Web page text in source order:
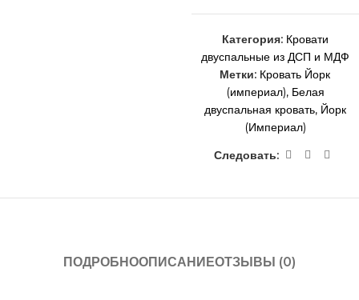
Категория: Кровати
двуспальные из ДСП и МДФ
Метки: Кровать Йорк
(империал), Белая
двуспальная кровать, Йорк
(Империал)
Следовать:
ПОДРОБНООПИСАНИЕОТЗЫВЫ (0)